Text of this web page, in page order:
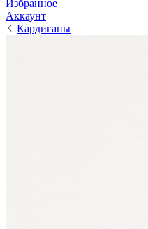
Избранное
Аккаунт
Кардиганы